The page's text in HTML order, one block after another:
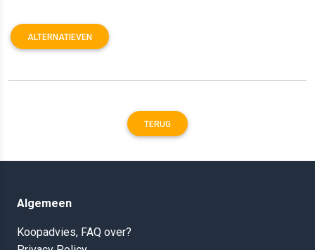
ALTERNATIEVEN
TERUG
Algemeen
Koopadvies, FAQ over?